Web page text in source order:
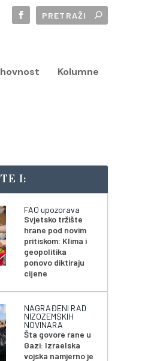
Kolumne
I:
FAO upozorava
Svjetsko tržište
hrane pod novim
pritiskom: Klima i
geopolitika
ponovo diktiraju
cijene
NAGRAĐENI RAD
NIZOZEMSKIH
NOVINARA
Šta govore rane u
Gazi: Izraelska
vojska namjerno je